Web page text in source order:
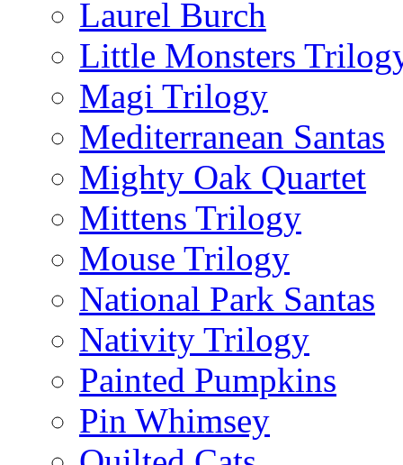
Laurel Burch
Little Monsters
Magi Trilogy
Mediterranean Santas
Mighty Oak Quartet
Mittens Trilogy
Mouse Trilogy
National Park Santas
Nativity Trilogy
Painted Pumpkins
Pin Whimsey